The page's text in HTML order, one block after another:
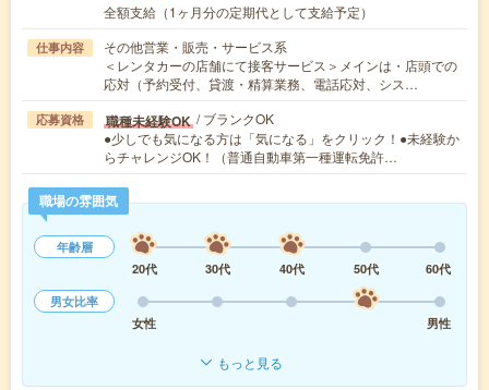
全額支給（1ヶ月分の定期代として支給予定）
仕事内容
その他営業・販売・サービス系
＜レンタカーの店舗にて接客サービス＞メインは・店頭での
応対（予約受付、貸渡・精算業務、電話応対、シス…
応募資格 職種未経験OK / ブランクOK
●少しでも気になる方は「気になる」をクリック！●未経験か
らチャレンジOK！（普通自動車第一種運転免許…
職場の雰囲気
年齢層
20代
30代 40代 50代
60代
男女比率
女性
男性
もっと見る